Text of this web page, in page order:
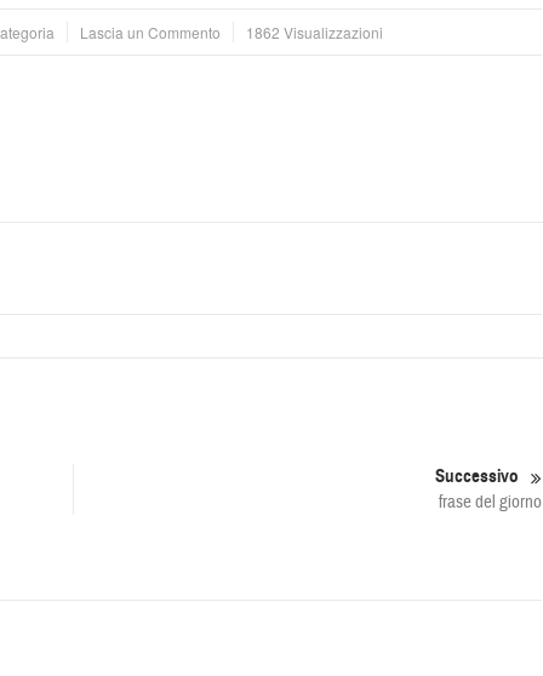
Lascia un Commento 1862 Visualizzazioni
Successivo
frase del giorno